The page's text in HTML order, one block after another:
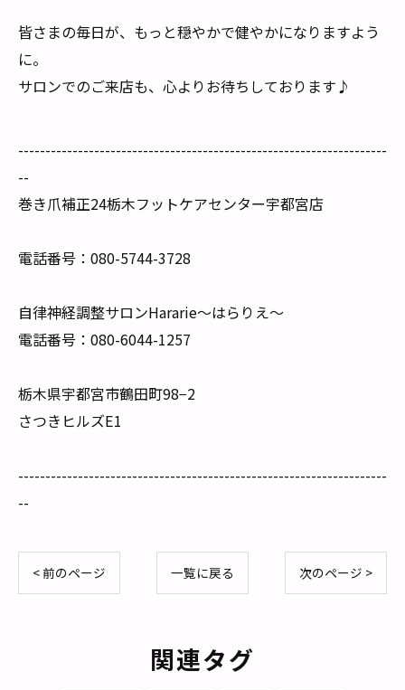
皆さまの毎日が、もっと穏やかで健やかになりますよう
に。
サロンでのご来店も、心よりお待ちしております♪
--------------------------------------------------------------------
--
巻き爪補正24栃木フットケアセンター宇都宮店
電話番号：080-5744-3728
自律神経調整サロンHararie〜はらりえ〜
電話番号：080-6044-1257
栃木県宇都宮市鶴田町98−2
さつきヒルズE1
--------------------------------------------------------------------
--
< 前のページ 一覧に戻る 次のページ >
関連タグ